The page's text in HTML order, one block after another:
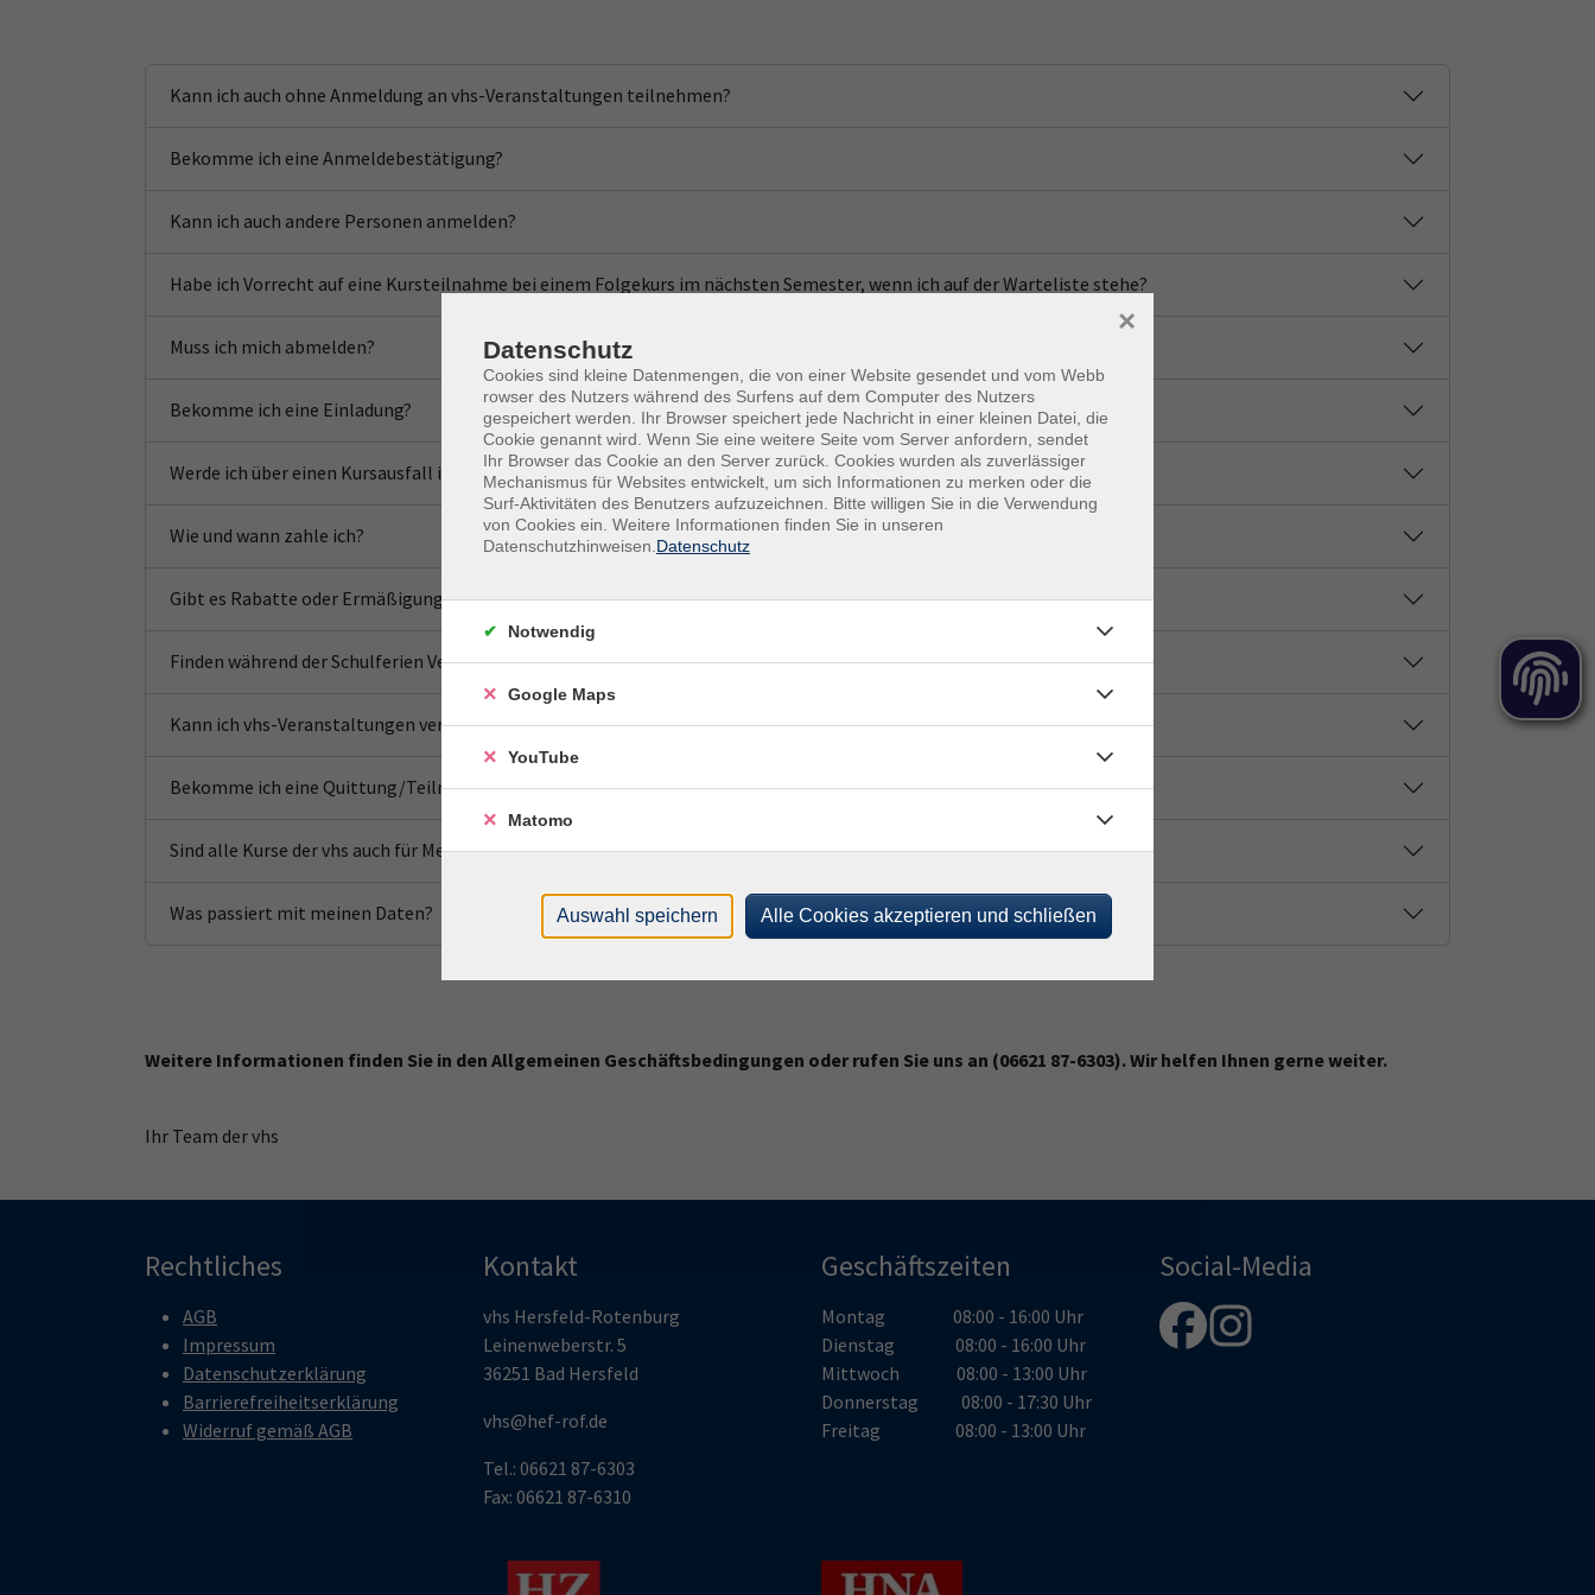
Kann ich auch ohne Anmeldung an vhs-Veranstaltungen teilnehmen?
Bekomme ich eine Anmeldebestätigung?
Kann ich auch andere Personen anmelden?
Habe ich Vorrecht auf eine Kursteilnahme bei einem Folgekurs im nächsten Semester, wenn ich auf der Warteliste stehe?
Muss ich mich abmelden?
Bekomme ich eine Einladung?
Werde ich über einen Kursausfall informiert?
Wie und wann zahle ich?
Gibt es Rabatte oder Ermäßigungen?
Finden während der Schulferien Veranstaltungen statt?
Kann ich vhs-Veranstaltungen verschenken?
Bekomme ich eine Quittung/Teilnahmebescheinigung?
Sind alle Kurse der vhs auch für Menschen mit Behinderung geeignet?
Was passiert mit meinen Daten?
Weitere Informationen finden Sie in den Allgemeinen Geschäftsbedingungen oder rufen Sie uns an (06621 87-6303). Wir helfen Ihnen gerne weiter.
Ihr Team der vhs
Rechtliches
AGB
Impressum
Datenschutzerklärung
Barrierefreiheitserklärung
Widerruf gemäß AGB
Kontakt
vhs Hersfeld-Rotenburg
Leinenweberstr. 5
36251 Bad Hersfeld
vhs@hef-rof.de
Tel.: 06621 87-6303
Fax: 06621 87-6310
Geschäftszeiten
Montag 08:00 - 16:00 Uhr
Dienstag 08:00 - 16:00 Uhr
Mittwoch 08:00 - 13:00 Uhr
Donnerstag 08:00 - 17:30 Uhr
Freitag 08:00 - 13:00 Uhr
Social-Media
Datenschutz
Cookies sind kleine Datenmengen, die von einer Website gesendet und vom Webb
rowser des Nutzers während des Surfens auf dem Computer des Nutzers
gespeichert werden. Ihr Browser speichert jede Nachricht in einer kleinen Datei, die
Cookie genannt wird. Wenn Sie eine weitere Seite vom Server anfordern, sendet
Ihr Browser das Cookie an den Server zurück. Cookies wurden als zuverlässiger
Mechanismus für Websites entwickelt, um sich Informationen zu merken oder die
Surf-Aktivitäten des Benutzers aufzuzeichnen. Bitte willigen Sie in die Verwendung
von Cookies ein. Weitere Informationen finden Sie in unseren
Datenschutzhinweisen. Datenschutz
×
Notwendig
Google Maps
YouTube
Matomo
Auswahl speichern Alle Cookies akzeptieren und schließen